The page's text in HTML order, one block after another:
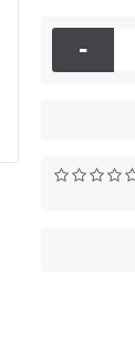
-